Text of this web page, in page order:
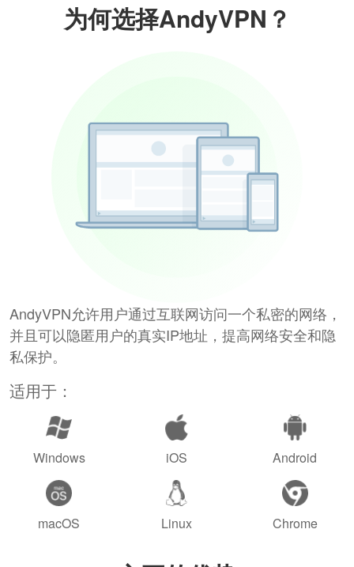
为何选择AndyVPN？
AndyVPN允许用户通过互联网访问一个私密的网络，
并且可以隐匿用户的真实IP地址，提高网络安全和隐
私保护。
适用于：
Windows iOS Android
macOS Linux Chrome